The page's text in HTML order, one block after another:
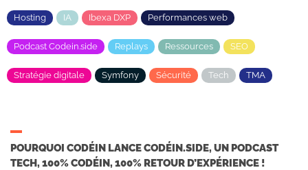
Hosting IA Ibexa DXP Performances web
Podcast Codein.side Replays Ressources SEO
Stratégie digitale Symfony Sécurité Tech TMA
POURQUOI CODÉIN LANCE CODÉIN.SIDE, UN PODCAST
TECH, 100% CODÉIN, 100% RETOUR D’EXPÉRIENCE !